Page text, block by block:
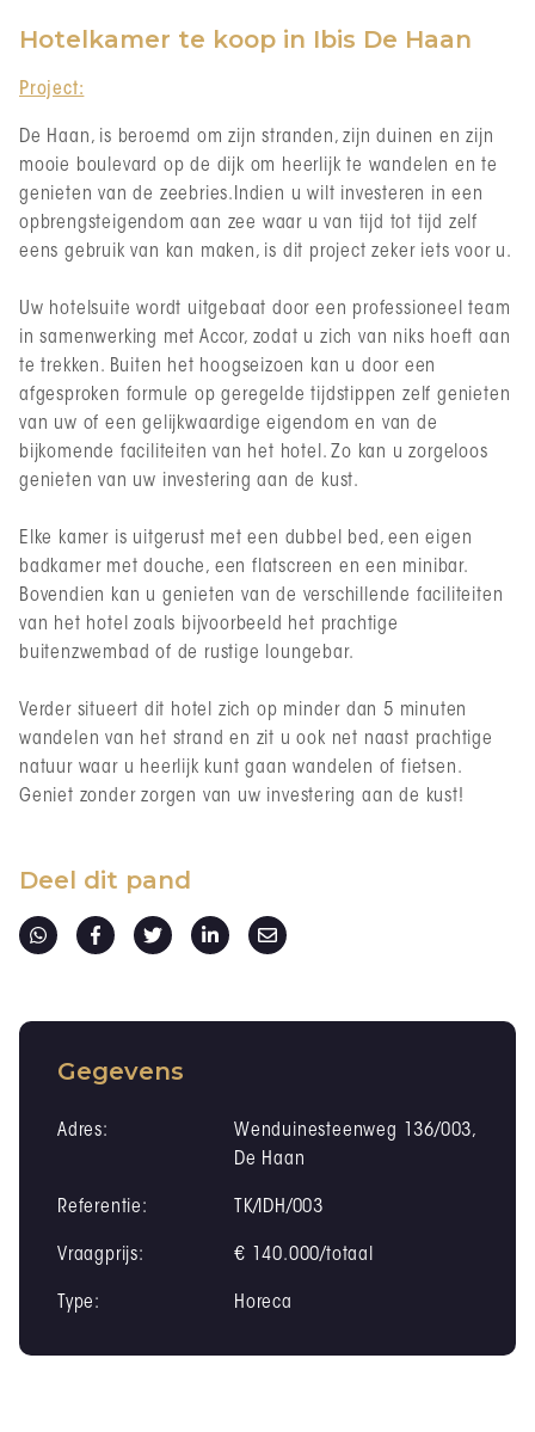
Hotelkamer te koop in Ibis De Haan
Project:
De Haan, is beroemd om zijn stranden, zijn duinen en zijn
mooie boulevard op de dijk om heerlijk te wandelen en te
genieten van de zeebries.Indien u wilt investeren in een
opbrengsteigendom aan zee waar u van tijd tot tijd zelf
eens gebruik van kan maken, is dit project zeker iets voor u.
Uw hotelsuite wordt uitgebaat door een professioneel team
in samenwerking met Accor, zodat u zich van niks hoeft aan
te trekken. Buiten het hoogseizoen kan u door een
afgesproken formule op geregelde tijdstippen zelf genieten
van uw of een gelijkwaardige eigendom en van de
bijkomende faciliteiten van het hotel. Zo kan u zorgeloos
genieten van uw investering aan de kust.
Elke kamer is uitgerust met een dubbel bed, een eigen
badkamer met douche, een flatscreen en een minibar.
Bovendien kan u genieten van de verschillende faciliteiten
van het hotel zoals bijvoorbeeld het prachtige
buitenzwembad of de rustige loungebar.
Verder situeert dit hotel zich op minder dan 5 minuten
wandelen van het strand en zit u ook net naast prachtige
natuur waar u heerlijk kunt gaan wandelen of fietsen.
Geniet zonder zorgen van uw investering aan de kust!
Deel dit pand
Gegevens
Adres:
Wenduinesteenweg 136/003,
De Haan
Referentie: TK/IDH/003
Vraagprijs: € 140.000/totaal
Type: Horeca